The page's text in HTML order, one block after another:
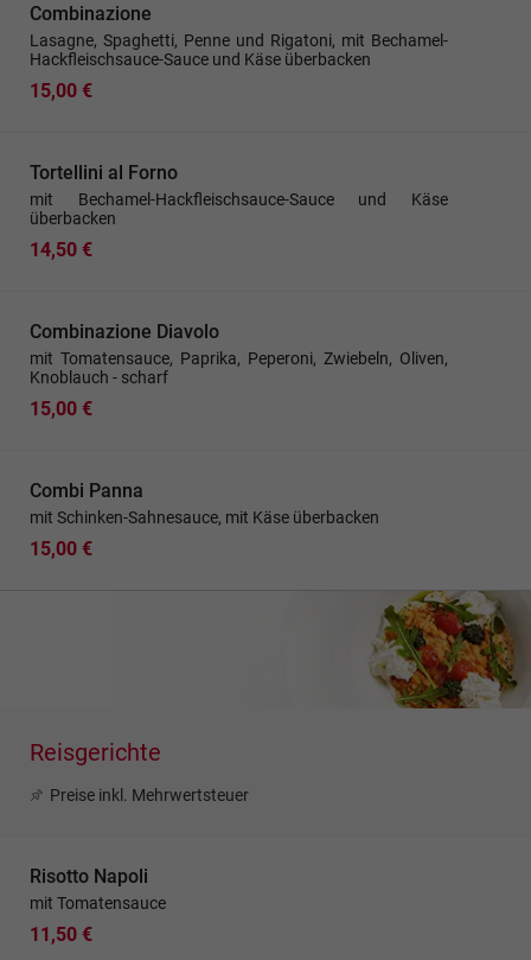
Combinazione
Lasagne, Spaghetti, Penne und Rigatoni, mit Bechamel-
Hackfleischsauce-Sauce und Käse überbacken
15,00 €
Tortellini al Forno
mit Bechamel-Hackfleischsauce-Sauce und Käse
überbacken
14,50 €
Combinazione Diavolo
mit Tomatensauce, Paprika, Peperoni, Zwiebeln, Oliven,
Knoblauch - scharf
15,00 €
Combi Panna
mit Schinken-Sahnesauce, mit Käse überbacken
15,00 €
Reisgerichte
Preise inkl. Mehrwertsteuer
Risotto Napoli
mit Tomatensauce
11,50 €